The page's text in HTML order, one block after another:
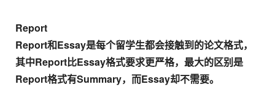
Report
Report和Essay是每个留学生都会接触到的论文格式，
其中Report比Essay格式要求更严格，最大的区别是
Report格式有Summary，而Essay却不需要。